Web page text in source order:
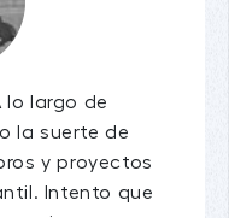
lo largo de
la suerte de
y proyectos
Intento que